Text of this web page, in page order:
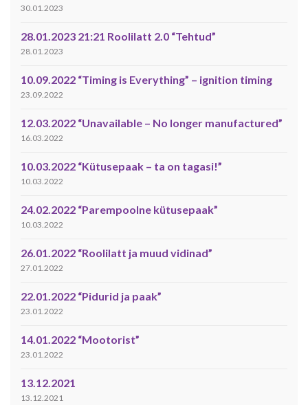
30.01.2023
28.01.2023 21:21 Roolilatt 2.0 “Tehtud”
28.01.2023
10.09.2022 “Timing is Everything” – ignition timing
23.09.2022
12.03.2022 “Unavailable – No longer manufactured”
16.03.2022
10.03.2022 “Kütusepaak – ta on tagasi!”
10.03.2022
24.02.2022 “Parempoolne kütusepaak”
10.03.2022
26.01.2022 “Roolilatt ja muud vidinad”
27.01.2022
22.01.2022 “Pidurid ja paak”
23.01.2022
14.01.2022 “Mootorist”
23.01.2022
13.12.2021
13.12.2021